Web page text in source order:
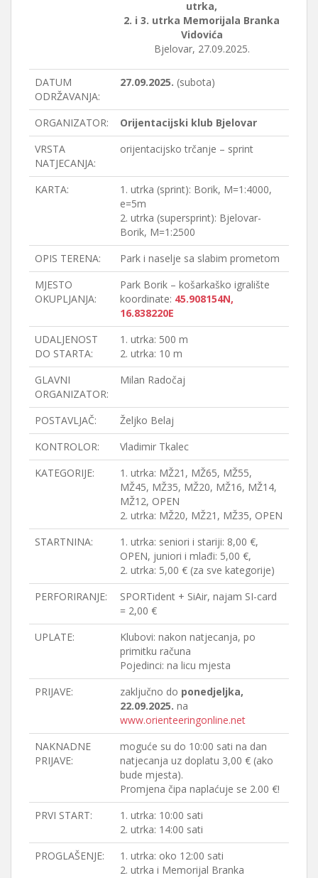
utrka,
2. i 3. utrka Memorijala Branka
Vidovića
Bjelovar, 27.09.2025.
DATUM
ODRŽAVANJA:
27.09.2025. (subota)
ORGANIZATOR:
Orijentacijski klub Bjelovar
VRSTA
NATJECANJA:
orijentacijsko trčanje – sprint
KARTA:
1. utrka (sprint): Borik, M=1:4000,
e=5m
2. utrka (supersprint): Bjelovar-
Borik, M=1:2500
OPIS TERENA:
Park i naselje sa slabim prometom
MJESTO
OKUPLJANJA:
Park Borik – košarkaško igralište
koordinate: 45.908154N,
16.838220E
UDALJENOST
DO STARTA:
1. utrka: 500 m
2. utrka: 10 m
GLAVNI
ORGANIZATOR:
Milan Radočaj
POSTAVLJAČ:
Željko Belaj
KONTROLOR:
Vladimir Tkalec
KATEGORIJE:
1. utrka: MŽ21, MŽ65, MŽ55,
MŽ45, MŽ35, MŽ20, MŽ16, MŽ14,
MŽ12, OPEN
2. utrka: MŽ20, MŽ21, MŽ35, OPEN
STARTNINA:
1. utrka: seniori i stariji: 8,00 €,
OPEN, juniori i mlađi: 5,00 €,
2. utrka: 5,00 € (za sve kategorije)
PERFORIRANJE:
SPORTident + SiAir, najam SI-card
= 2,00 €
UPLATE:
Klubovi: nakon natjecanja, po
primitku računa
Pojedinci: na licu mjesta
PRIJAVE:
zaključno do ponedjeljka,
22.09.2025. na
www.orienteeringonline.net
NAKNADNE
PRIJAVE:
moguće su do 10:00 sati na dan
natjecanja uz doplatu 3,00 € (ako
bude mjesta).
Promjena čipa naplaćuje se 2.00 €!
PRVI START:
1. utrka: 10:00 sati
2. utrka: 14:00 sati
PROGLAŠENJE:
1. utrka: oko 12:00 sati
2. utrka i Memorijal Branka